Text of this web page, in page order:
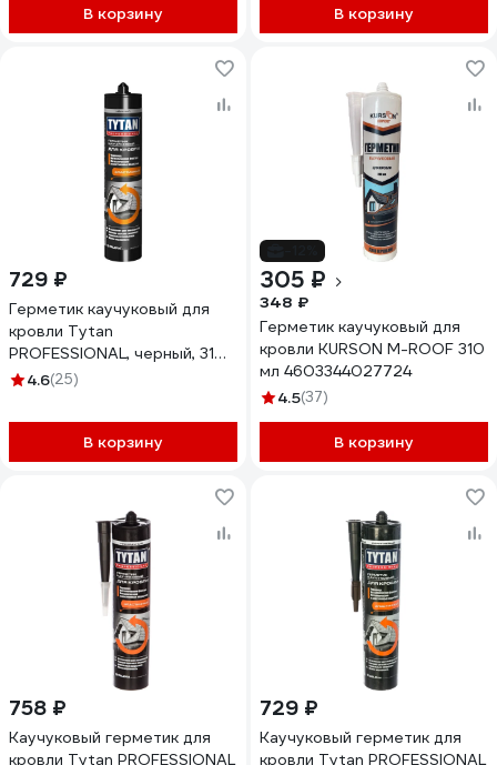
В корзину В корзину
729 ₽
Герметик каучуковый для
кровли Tytan
PROFESSIONAL, черный, 310
мл. 282548
4.6(25)
В корзину
305 ₽
348 ₽
Герметик каучуковый для
кровли KURSON M-ROOF 310
мл 4603344027724
4.5(37)
В корзину
758 ₽
Каучуковый герметик для
кровли Tytan PROFESSIONAL
729 ₽
Каучуковый герметик для
кровли Tytan PROFESSIONAL